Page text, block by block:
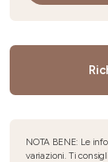
NOTA BENE: Le
variazioni. Ti